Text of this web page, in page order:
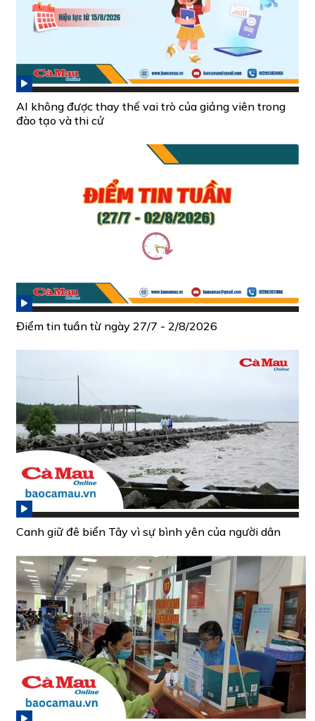
AI không được thay thế vai trò của giảng viên trong
đào tạo và thi cử
Điểm tin tuần từ ngày 27/7 - 2/8/2026
Canh giữ đê biển Tây vì sự bình yên của người dân